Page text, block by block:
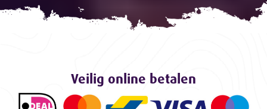
Veilig online betalen